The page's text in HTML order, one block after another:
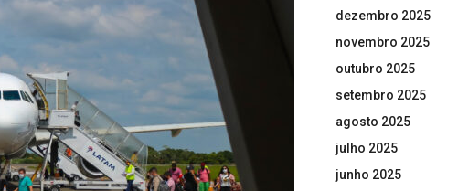
dezembro 2025
novembro 2025
outubro 2025
setembro 2025
agosto 2025
julho 2025
junho 2025